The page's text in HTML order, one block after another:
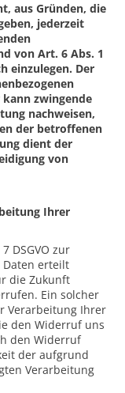
aus Gründen, die
jederzeit
von Art. 6 Abs. 1
einzulegen. Der
zwingende
nachweisen,
der betroffenen
dient der
von
Ihrer
DSGVO zur
Daten erteilt
die Zukunft
Ein solcher
Verarbeitung Ihrer
den Widerruf uns
den Widerruf
der aufgrund
Verarbeitung